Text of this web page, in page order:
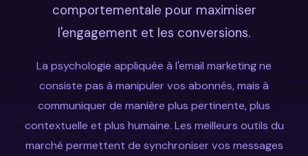
comportementale pour maximiser
l'engagement et les conversions.
La psychologie appliquée à l'email marketing ne
consiste pas à manipuler vos abonnés, mais à
communiquer de manière plus pertinente, plus
contextuelle et plus humaine. Les meilleurs outils du
marché permettent de synchroniser vos messages